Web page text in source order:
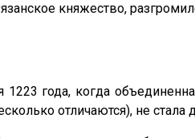
княжество,
года, когда
отличаются), не